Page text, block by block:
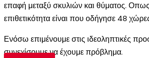
επαφή μεταξύ σκυλιών και θύματος. Οπως
επιθετικότητα είναι που οδήγησε 48
Ενόσω επιμένουμε στις ιδεοληπτικές
συνεχίσουμε να έχουμε πρόβλημα.